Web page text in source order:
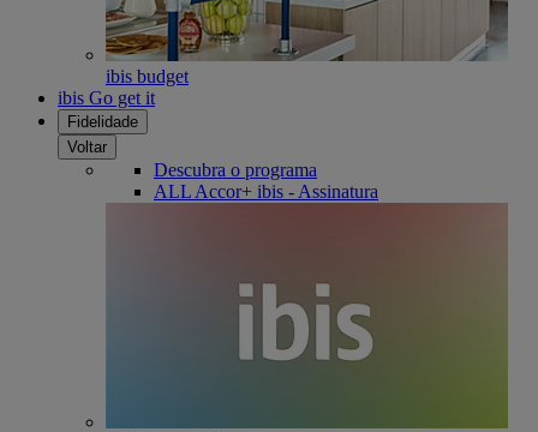
ibis budget
ibis Go get it
Fidelidade
Voltar
Descubra o programa
ALL Accor+ ibis - Assinatura